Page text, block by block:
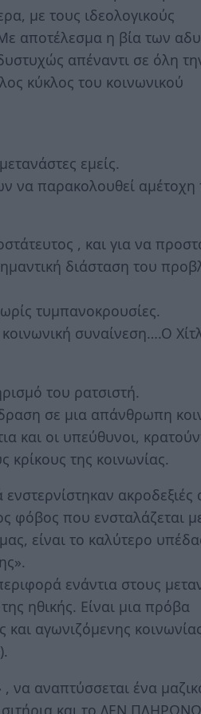
με τους ιδεολογικούς
αποτέλεσμα η βία των
απέναντι σε όλη
κύκλος του κοινωνικού
εμείς.
να παρακολουθεί αμέτοχη
, και για να
διάσταση του
τυμπανοκρουσίες.
συναίνεση….Ο
του ρατσιστή.
σε μια απάνθρωπη
και οι υπεύθυνοι,
της κοινωνίας.
ακροδεξιές
που ενσταλάζεται
είναι το καλύτερο
ενάντια στους
ηθικής. Είναι μια πρόβα
και αγωνιζόμενης
να αναπτύσσεται ένα
και το ΔΕΝ